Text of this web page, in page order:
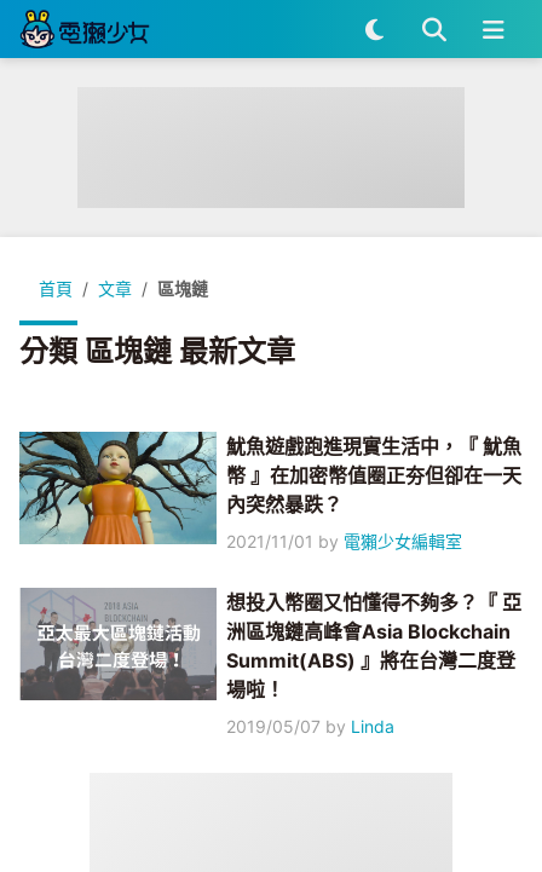
首頁 文章 區塊鏈
分類 區塊鏈 最新文章
魷魚遊戲跑進現實生活中，『 魷魚
幣 』在加密幣值圈正夯但卻在一天
內突然暴跌？
2021/11/01 by 電獺少女編輯室
想投入幣圈又怕懂得不夠多？『 亞
洲區塊鏈高峰會Asia Blockchain
Summit(ABS) 』將在台灣二度登
場啦！
2019/05/07 by Linda